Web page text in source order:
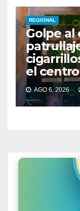
REGIONAL
Golpe al
el
AGO 6, 2026